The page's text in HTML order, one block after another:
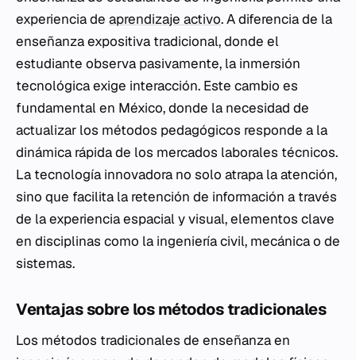
experiencia de aprendizaje activo. A diferencia de la
enseñanza expositiva tradicional, donde el
estudiante observa pasivamente, la inmersión
tecnológica exige interacción. Este cambio es
fundamental en México, donde la necesidad de
actualizar los métodos pedagógicos responde a la
dinámica rápida de los mercados laborales técnicos.
La tecnología innovadora no solo atrapa la atención,
sino que facilita la retención de información a través
de la experiencia espacial y visual, elementos clave
en disciplinas como la ingeniería civil, mecánica o de
sistemas.
Ventajas sobre los métodos tradicionales
Los métodos tradicionales de enseñanza en